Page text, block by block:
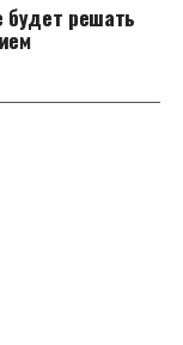
будет решать